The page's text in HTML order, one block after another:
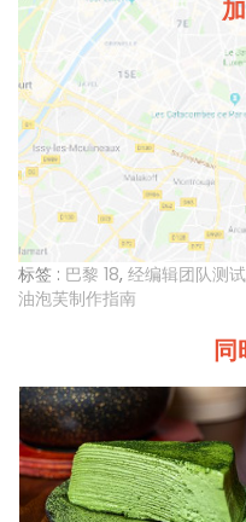
标签 : 巴黎 18, 经编辑团队测试
油泡芙制作指南
同